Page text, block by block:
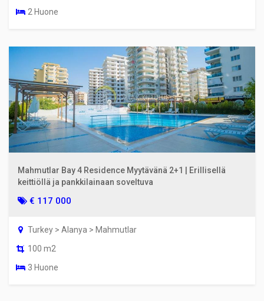
2 Huone
Mahmutlar Bay 4 Residence Myytävänä 2+1 | Erillisellä
keittiöllä ja pankkilainaan soveltuva
€ 117 000
Turkey > Alanya > Mahmutlar
100 m2
3 Huone